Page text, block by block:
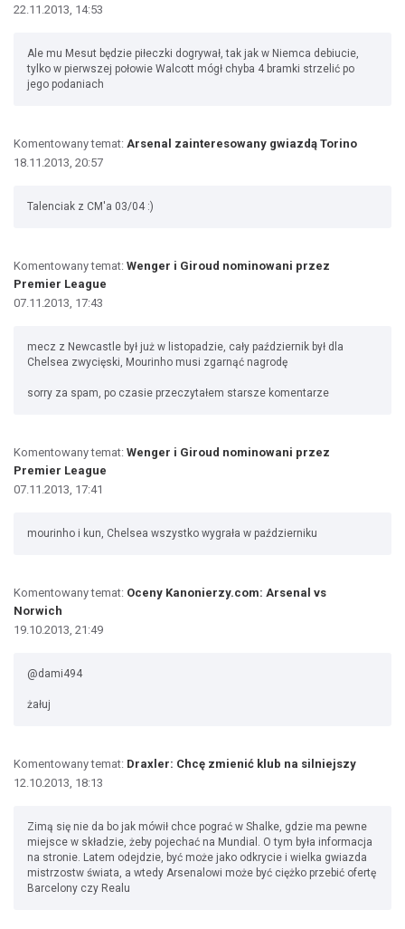
22.11.2013, 14:53
Ale mu Mesut będzie piłeczki dogrywał, tak jak w Niemca debiucie,
tylko w pierwszej połowie Walcott mógł chyba 4 bramki strzelić po
jego podaniach
Komentowany temat: Arsenal zainteresowany gwiazdą Torino
18.11.2013, 20:57
Talenciak z CM'a 03/04 :)
Komentowany temat: Wenger i Giroud nominowani przez
Premier League
07.11.2013, 17:43
mecz z Newcastle był już w listopadzie, cały październik był dla
Chelsea zwycięski, Mourinho musi zgarnąć nagrodę
sorry za spam, po czasie przeczytałem starsze komentarze
Komentowany temat: Wenger i Giroud nominowani przez
Premier League
07.11.2013, 17:41
mourinho i kun, Chelsea wszystko wygrała w październiku
Komentowany temat: Oceny Kanonierzy.com: Arsenal vs
Norwich
19.10.2013, 21:49
@dami494
żałuj
Komentowany temat: Draxler: Chcę zmienić klub na silniejszy
12.10.2013, 18:13
Zimą się nie da bo jak mówił chce pograć w Shalke, gdzie ma pewne
miejsce w składzie, żeby pojechać na Mundial. O tym była informacja
na stronie. Latem odejdzie, być może jako odkrycie i wielka gwiazda
mistrzostw świata, a wtedy Arsenalowi może być ciężko przebić ofertę
Barcelony czy Realu